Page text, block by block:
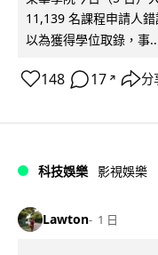
11,139 名課程申請人
以為獲得學位取錄，事
148 17 ↗ 分
科技娛樂 影視娛樂
Lawton 1 日